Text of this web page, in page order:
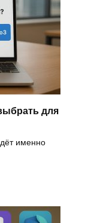
для
именно